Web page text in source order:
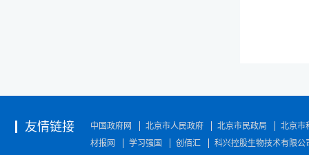
友情链接 中国政府网 北京市人民政府 北京市民政局
北京市
材报网
学习强国 创佰汇
科兴控股生物技术有限公